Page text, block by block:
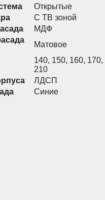
75
Открытые
С ТВ зоной
МДФ
Матовое
140, 150, 160, 170,
210
ЛДСП
Синие